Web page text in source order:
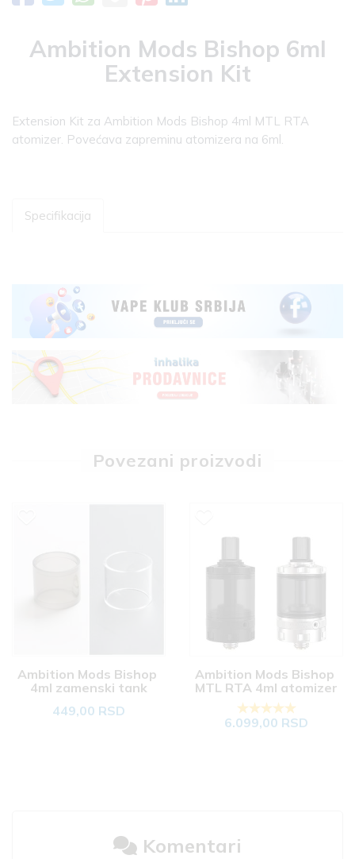
Ambition Mods Bishop 6ml
Extension Kit
Extension Kit za Ambition Mods Bishop 4ml MTL RTA
atomizer. Povećava zapreminu atomizera na 6ml.
Specifikacija
Povezani proizvodi
Ambition Mods Bishop
4ml zamenski tank
449,00 RSD
Ambition Mods Bishop
MTL RTA 4ml atomizer
6.099,00 RSD
Komentari